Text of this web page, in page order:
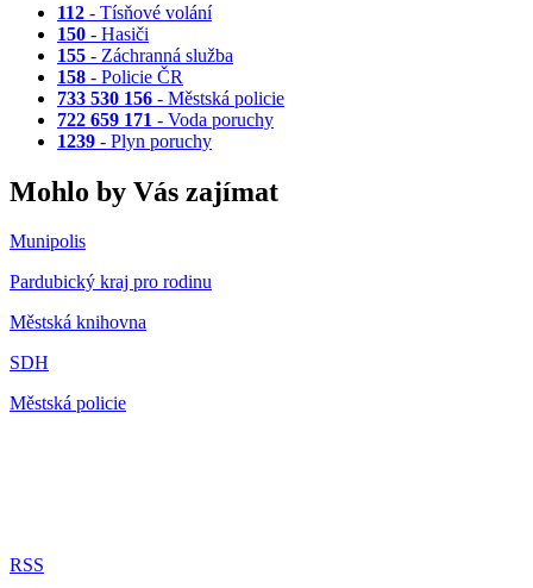
112 - Tísňové volání
150 - Hasiči
155 - Záchranná služba
158 - Policie ČR
733 530 156 - Městská policie
722 659 171 - Voda poruchy
1239 - Plyn poruchy
Mohlo by Vás zajímat
Munipolis
Pardubický kraj pro rodinu
Městská knihovna
SDH
Městská policie
RSS